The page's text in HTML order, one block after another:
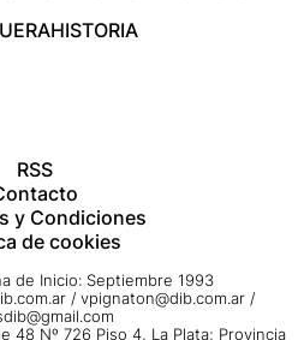
HISTORIA
RSS
y Condiciones
de cookies
de Inicio: Septiembre 1993
/ vpignaton@dib.com.ar /
48 Nº 726 Piso 4, La Plata; Provincia